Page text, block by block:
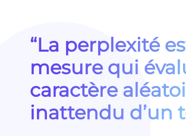
“La perplexité
mesure qui
caractère
inattendu d’un